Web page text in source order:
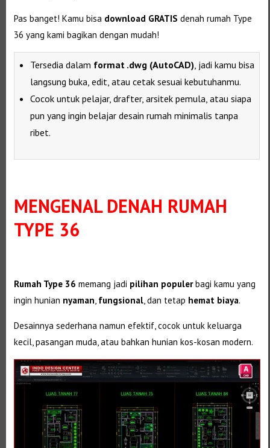
Pas banget! Kamu bisa download GRATIS denah rumah Type
36 yang kami bagikan dengan mudah!
Tersedia dalam format .dwg (AutoCAD), jadi kamu bisa
langsung buka, edit, atau cetak sesuai kebutuhanmu.
Cocok untuk pelajar, drafter, arsitek pemula, atau siapa
pun yang ingin belajar desain rumah minimalis tanpa
ribet.
MENGENAL DENAH RUMAH
TYPE 36
Rumah Type 36 memang jadi pilihan populerbagi kamu yang
ingin hunian nyaman, fungsional, dan tetap hemat biaya.
Desainnya sederhana namun efektif, cocok untuk keluarga
kecil, pasangan muda, atau bahkan hunian kos-kosan modern.